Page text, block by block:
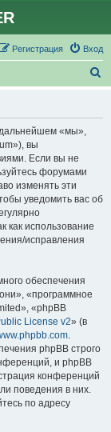
Вход
Регистрация
«мы»,
вы
Если вы не
форумами
изменять эти
уведомить вас об
как использование
исправления
обеспечения
«программное
«phpBB
License v2» (в
.
phpBB строго
и phpBB
конференций
поведения в них.
по адресу